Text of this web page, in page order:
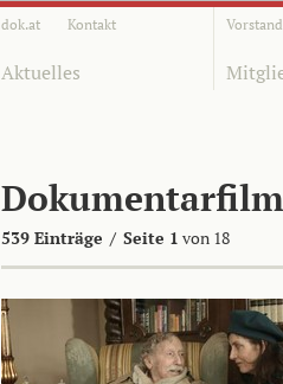
dok.at Kontakt Vorstand
Aktuelles
539 Einträge / Seite 1 von 18